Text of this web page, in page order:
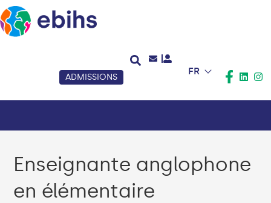
FR
ADMISSIONS
Enseignante anglophone
en élémentaire